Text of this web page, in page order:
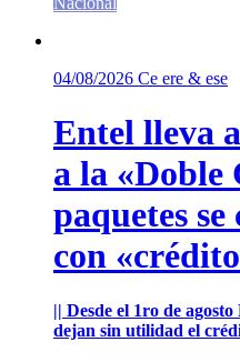
04/08/2026 Ce ere & ese
Entel lleva
a la «Doble
paquetes
con
|| Desde el 1ro de
dejan sin utilidad el